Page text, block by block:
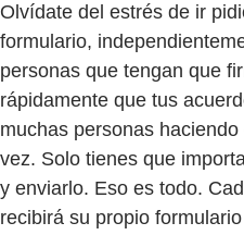
Olvídate del estrés de ir
formulario,
personas que tengan que
rápidamente que tus
muchas personas haciendo
vez. Solo tienes que
y enviarlo. Eso es todo.
recibirá su propio